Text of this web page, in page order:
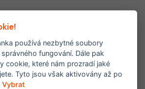
Ordinace roku
Rehabilitační ordinace
2. místo – 2017/2019
používá nezbytné soubory
fungování. Dále pak
cookie, které nám prozradí jaké
Tyto jsou však aktivovány až po
Vybrat